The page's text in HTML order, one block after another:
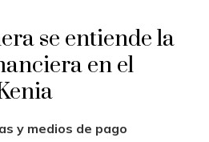
se entiende la
en el
y medios de pago